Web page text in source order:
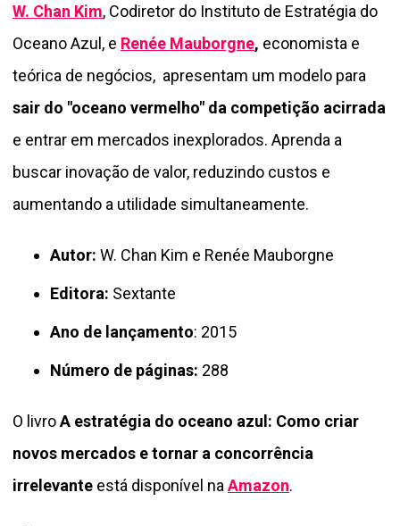
W. Chan Kim, Codiretor do Instituto de Estratégia do
Oceano Azul, e Renée Mauborgne, economista e
teórica de negócios, apresentam um modelo para
sair do "oceano vermelho" da competição acirrada
e entrar em mercados inexplorados. Aprenda a
buscar inovação de valor, reduzindo custos e
aumentando a utilidade simultaneamente.
Autor: W. Chan Kim e Renée Mauborgne
Editora: Sextante
Ano de lançamento: 2015
Número de páginas: 288
O livroA estratégia do oceano azul: Como criar
novos mercados e tornar a concorrência
irrelevante está disponível na Amazon.